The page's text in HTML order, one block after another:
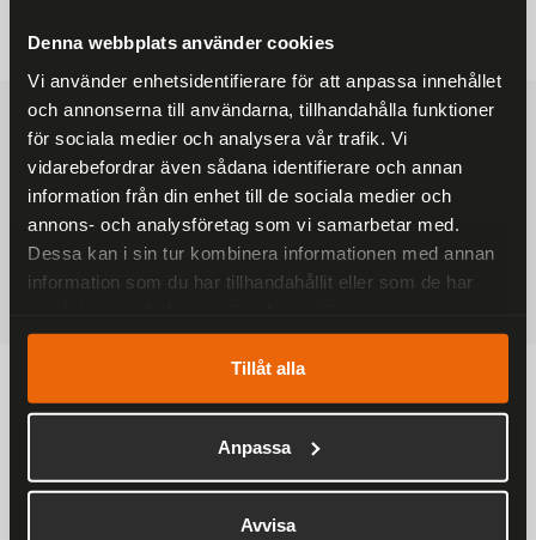
Denna webbplats använder cookies
Vi använder enhetsidentifierare för att anpassa innehållet
och annonserna till användarna, tillhandahålla funktioner
för sociala medier och analysera vår trafik. Vi
vidarebefordrar även sådana identifierare och annan
information från din enhet till de sociala medier och
annons- och analysföretag som vi samarbetar med.
Dessa kan i sin tur kombinera informationen med annan
information som du har tillhandahållit eller som de har
Tillåt alla
Anpassa
Avvisa
FRAKTFRITT
På alla ordrar över 2000 kr
1-3 DAGAR LEVERANS
Inom Sverige med DHL
SÄKRA BETALNINGAR
Betalkort, Klarna eller Swish